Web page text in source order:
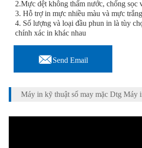
2.Mực dệt không thấm nước, chống sọc
3. Hỗ trợ in mực nhiều màu và mực
4. Số lượng và loại đầu phun in là tùy
chính xác in khác nhau
Send Email
Máy in kỹ thuật số may mặc Dtg Máy